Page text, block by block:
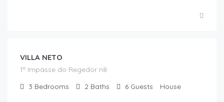
VILLA NETO
1º Impasse do Regedor n8
3 Bedrooms 2 Baths 6 Guests House